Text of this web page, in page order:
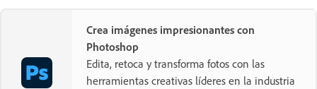
Crea imágenes impresionantes con
Photoshop
Edita, retoca y transforma fotos con las
herramientas creativas líderes en la industria